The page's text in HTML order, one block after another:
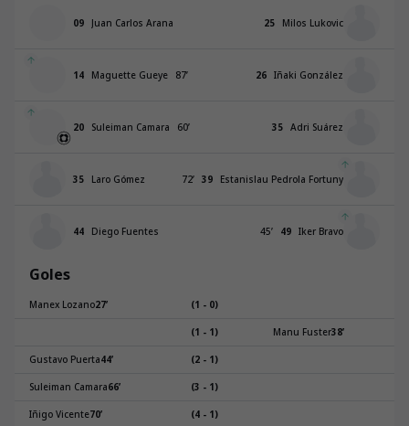
09 Juan Carlos Arana 25 Milos Lukovic
14 Maguette Gueye 87’ 26 Iñaki González
20 Suleiman Camara 60’ 35 Adri Suárez
35 Laro Gómez 39 Estanislau Pedrola Fortuny
72’
44 Diego Fuentes 49 Iker Bravo
45’
Goles
Manex Lozano27’ (1 - 0)
(1 - 1) Manu Fuster38’
Gustavo Puerta44’ (2 - 1)
Suleiman Camara66’ (3 - 1)
Iñigo Vicente70’ (4 - 1)